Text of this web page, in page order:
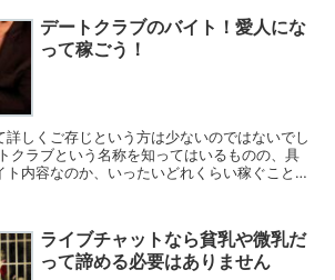
デートクラブのバイト！愛人にな
って稼ごう！
詳しくご存じという方は少ないのではないでし
クラブという名称を知ってはいるものの、具
内容なのか、いったいどれくらい稼ぐことが
ライブチャットなら貧乳や微乳だ
って諦める必要はありません